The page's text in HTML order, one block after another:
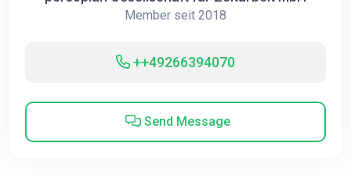
Member seit 2018
++49266394070
Send Message